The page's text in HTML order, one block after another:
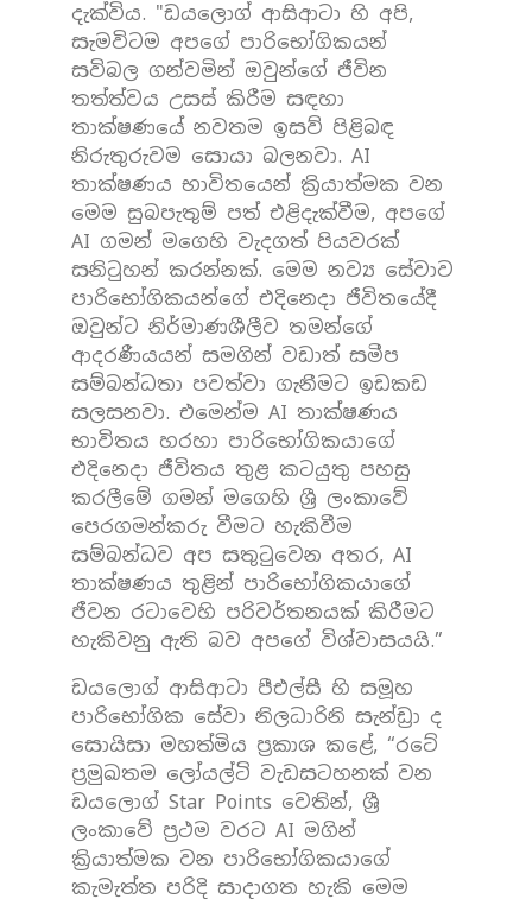
දැක්විය. "ඩයලොග් ආසිආටා හි අපි,
සැමවිටම අපගේ පාරිභෝගිකයන්
සවිබල ගන්වමින් ඔවුන්ගේ ජීවින
තත්ත්වය උසස් කිරීම සඳහා
තාක්ෂණයේ නවතම ඉසව් පිළිබඳ
නිරුතුරුවම සොයා බලනවා. AI
තාක්ෂණය භාවිතයෙන් ක්‍රියාත්මක වන
මෙම සුබපැතුම් පත් එළිදැක්වීම, අපගේ
AI ගමන් මගෙහි වැදගත් පියවරක්
සනිටුහන් කරන්නක්. මෙම නව්‍ය සේවාව
පාරිභෝගිකයන්ගේ එදිනෙදා ජීවිතයේදී
ඔවුන්ට නිර්මාණශීලීව තමන්‌ගේ
ආදරණීයයන් සමගින් වඩාත් සමීප
සම්බන්ධතා පවත්වා ගැනීමට ඉඩකඩ
සලසනවා. එමෙන්ම AI තාක්ෂණය
භාවිතය හරහා පාරිභෝගිකයාගේ
එදිනෙදා ජීවිතය තුළ කටයුතු පහසු
කරලීමේ ගමන් මගෙහි ශ්‍රී ලංකාවේ
පෙරගමන්කරු වීමට හැකිවීම
සම්බන්ධව අප සතුටුවෙන අතර, AI
තාක්ෂණය තුළින් පාරිභෝගිකයාගේ
ජීවන රටාවෙහි පරිවර්තනයක් කිරීමට
හැකිවනු ඇති බව අපගේ විශ්වාසයයි.”
ඩයලොග් ආසිආටා පීඑල්සී හි සමූහ
පාරිභෝගික සේවා නිලධාරිනි සැන්ඩ්‍රා ද
සොයිසා මහත්මිය ප්‍රකාශ කළේ, “රටේ
ප්‍රමුඛතම ලෝයල්ටි වැඩසටහනක් වන
ඩයලොග් Star Points වෙතින්, ශ්‍රී
ලංකාවේ ප්‍රථම වරට AI මගින්
ක්‍රියාත්මක වන පාරිභෝගිකයාගේ
කැමැත්ත පරිදි සාදාගත හැකි මෙම